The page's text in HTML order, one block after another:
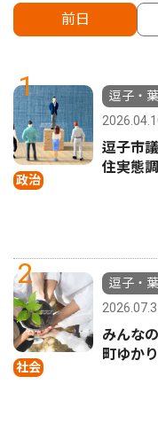
前日
1
政治
逗子・
逗子市
住実態
2
社会
逗子・
みんな
町ゆか